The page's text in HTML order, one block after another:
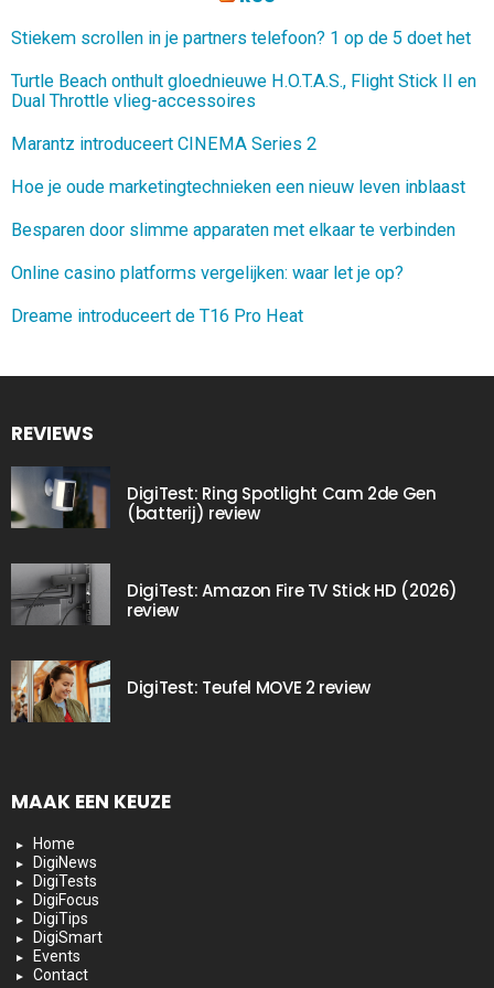
Stiekem scrollen in je partners telefoon? 1 op de 5 doet het
Turtle Beach onthult gloednieuwe H.O.T.A.S., Flight Stick II en
Dual Throttle vlieg-accessoires
Marantz introduceert CINEMA Series 2
Hoe je oude marketingtechnieken een nieuw leven inblaast
Besparen door slimme apparaten met elkaar te verbinden
Online casino platforms vergelijken: waar let je op?
Dreame introduceert de T16 Pro Heat
REVIEWS
DigiTest: Ring Spotlight Cam 2de Gen
(batterij) review
DigiTest: Amazon Fire TV Stick HD (2026)
review
DigiTest: Teufel MOVE 2 review
MAAK EEN KEUZE
Home
DigiNews
DigiTests
DigiFocus
DigiTips
DigiSmart
Events
Contact